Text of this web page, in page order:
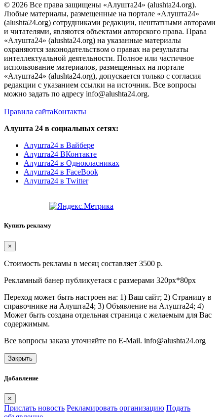
© 2026 Все права защищены «Алушта24» (alushta24.org).
Любые материалы, размещенные на портале «Алушта24»
(alushta24.org) сотрудниками редакции, нештатными авторами
и читателями, являются объектами авторского права. Права
«Алушта24» (alushta24.org) на указанные материалы
охраняются законодательством о правах на результаты
интеллектуальной деятельности. Полное или частичное
использование материалов, размещенных на портале
«Алушта24» (alushta24.org), допускается только с согласия
редакции с указанием ссылки на источник. Все вопросы
можно задать по адресу info@alushta24.org.
Правила сайтаКонтакты
Алушта 24 в социальных сетях:
Алушта24 в Вайбере
Алушта24 ВКонтакте
Алушта24 в Однокласниках
Алушта24 в FaceBook
Алушта24 в Twitter
Купить рекламу
×
Стоимость рекламы в месяц составляет 3500 р.
Рекламный банер публикуетася с размерами 320px*80px
Переход может быть настроен на: 1) Ваш сайт; 2) Страницу в
справочнике на Алушта24; 3) Объявление на Алушта24; 4)
Может быть создана отдельная страница с желаемым для Вас
содержимым.
Все вопросы заказа уточняйте по E-Mail. info@alushta24.org
Закрыть
Добавление
×
Прислать новость Рекламировать организацию Подать